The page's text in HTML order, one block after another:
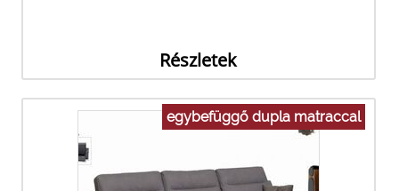
Részletek
egybefüggő dupla matraccal